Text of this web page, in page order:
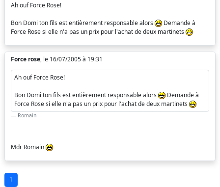
Ah ouf Force Rose!
Bon Domi ton fils est entièrement responsable alors
Demande à
Force Rose si elle n'a pas un prix pour l'achat de deux martinets
Force rose, le 16/07/2005 à 19:31
Ah ouf Force Rose!
Bon Domi ton fils est entièrement responsable alors
Demande à
Force Rose si elle n'a pas un prix pour l'achat de deux martinets
Romain
Mdr Romain
1